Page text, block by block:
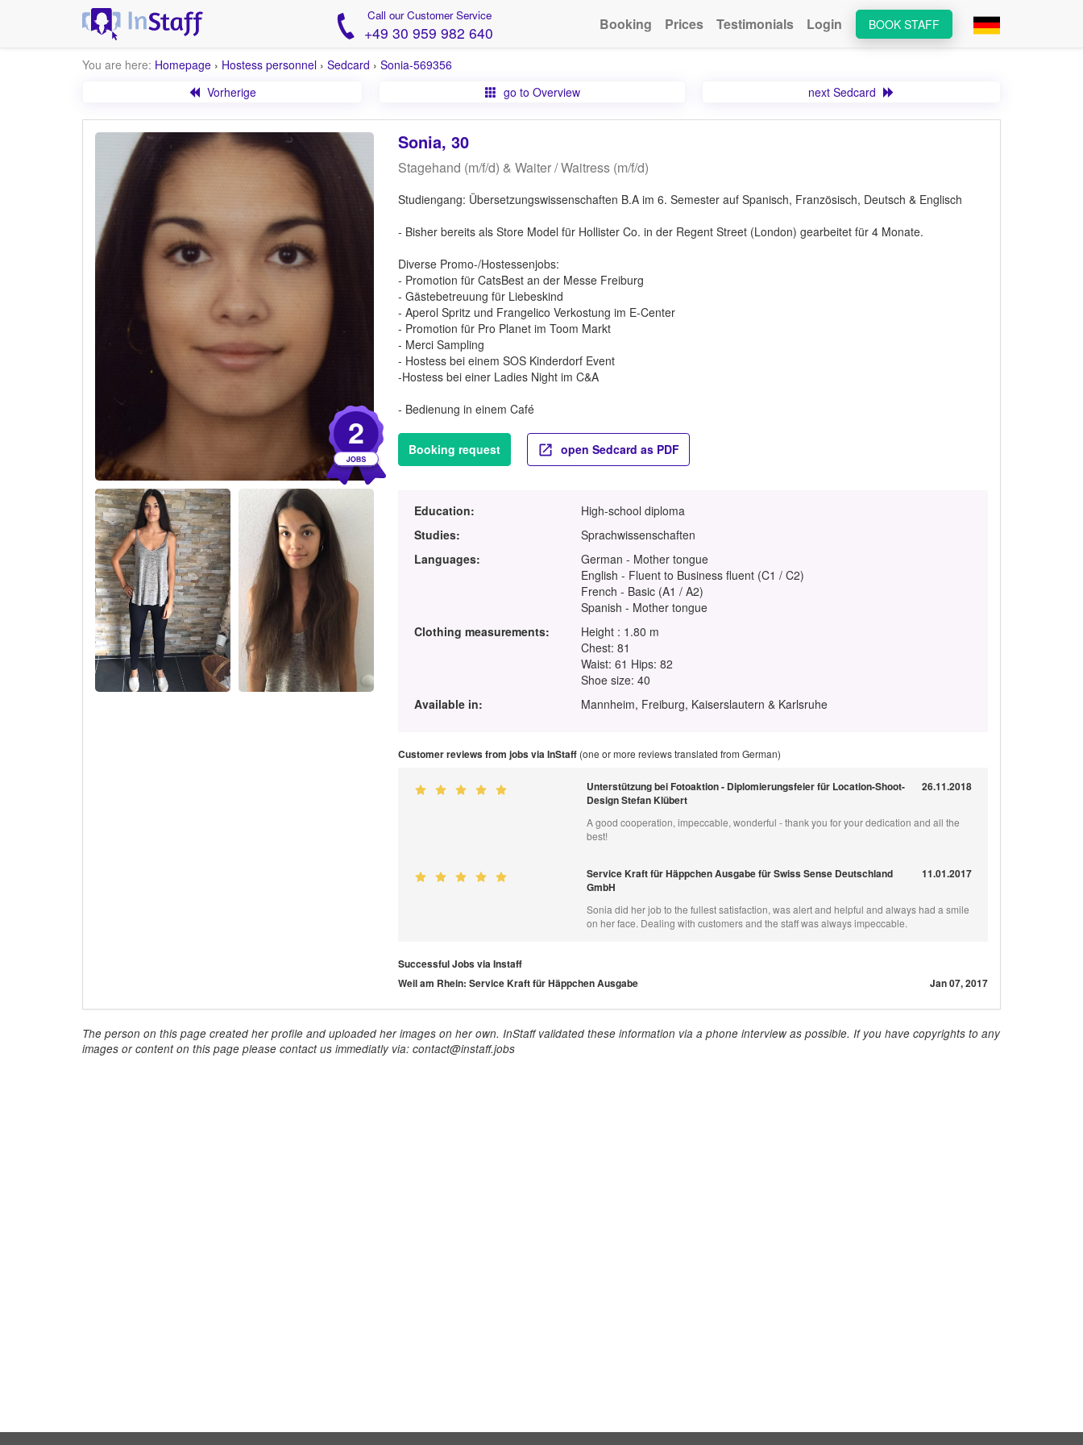
Call our Customer Service
+49 30 959 982 640 BOOK STAFF
Booking Prices Testimonials Login
You are here: Homepage › Hostess personnel › Sedcard › Sonia-569356
Vorherige
go to Overview next Sedcard
2
Sonia, 30
Stagehand (m/f/d) & Waiter / Waitress (m/f/d)
Studiengang: Übersetzungswissenschaften B.A im 6. Semester auf Spanisch, Französisch, Deutsch & Englisch
- Bisher bereits als Store Model für Hollister Co. in der Regent Street (London) gearbeitet für 4 Monate.
Diverse Promo-/Hostessenjobs:
- Promotion für CatsBest an der Messe Freiburg
- Gästebetreuung für Liebeskind
- Aperol Spritz und Frangelico Verkostung im E-Center
- Promotion für Pro Planet im Toom Markt
- Merci Sampling
- Hostess bei einem SOS Kinderdorf Event
-Hostess bei einer Ladies Night im C&A
- Bedienung in einem Café
Booking request open Sedcard as PDF
Education:
High-school diploma
Studies:
Sprachwissenschaften
Languages:
German - Mother tongue
English - Fluent to Business fluent (C1 / C2)
French - Basic (A1 / A2)
Spanish - Mother tongue
Clothing measurements:
Height : 1.80 m
Chest: 81
Waist: 61 Hips: 82
Shoe size: 40
Available in:
Mannheim, Freiburg, Kaiserslautern & Karlsruhe
Customer reviews from jobs via InStaff(one or more reviews translated from German)
Unterstützung bei Fotoaktion - Diplomierungsfeier für Location-Shoot-
Design Stefan Klübert
26.11.2018
A good cooperation, impeccable, wonderful - thank you for your dedication and all the
best!
Service Kraft für Häppchen Ausgabe für Swiss Sense Deutschland
GmbH
11.01.2017
Sonia did her job to the fullest satisfaction, was alert and helpful and always had a smile
on her face. Dealing with customers and the staff was always impeccable.
Successful Jobs via Instaff
Weil am Rhein: Service Kraft für Häppchen Ausgabe
Jan 07, 2017
The person on this page created her profile and uploaded her images on her own. InStaff validated these information via a phone interview as possible. If you have copyrights to any
images or content on this page please contact us immediatly via: contact@instaff.jobs